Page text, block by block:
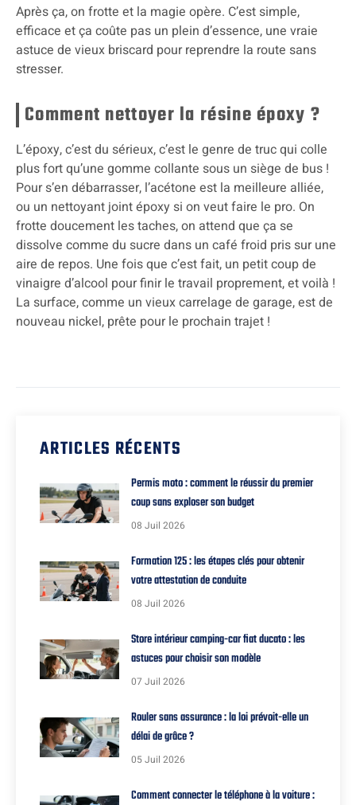
Après ça, on frotte et la magie opère. C’est simple,
efficace et ça coûte pas un plein d’essence, une vraie
astuce de vieux briscard pour reprendre la route sans
stresser.
Comment nettoyer la résine époxy ?
L’époxy, c’est du sérieux, c’est le genre de truc qui colle
plus fort qu’une gomme collante sous un siège de bus !
Pour s’en débarrasser, l’acétone est la meilleure alliée,
ou un nettoyant joint époxy si on veut faire le pro. On
frotte doucement les taches, on attend que ça se
dissolve comme du sucre dans un café froid pris sur une
aire de repos. Une fois que c’est fait, un petit coup de
vinaigre d’alcool pour finir le travail proprement, et voilà !
La surface, comme un vieux carrelage de garage, est de
nouveau nickel, prête pour le prochain trajet !
ARTICLES RÉCENTS
Permis moto : comment le réussir du premier
coup sans exploser son budget
08 Juil 2026
Formation 125 : les étapes clés pour obtenir
votre attestation de conduite
08 Juil 2026
Store intérieur camping-car fiat ducato : les
astuces pour choisir son modèle
07 Juil 2026
Rouler sans assurance : la loi prévoit-elle un
délai de grâce ?
05 Juil 2026
Comment connecter le téléphone à la voiture :